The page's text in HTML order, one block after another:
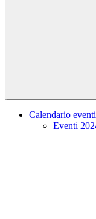
Calendario eventi
Eventi